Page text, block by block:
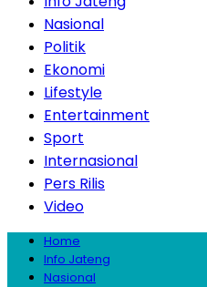
Nasional
Politik
Ekonomi
Lifestyle
Entertainment
Sport
Internasional
Pers Rilis
Video
Home
Info Jateng
Nasional